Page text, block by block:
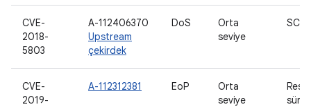
CVE-
2018-
5803
A-112406370
Upstream
çekirdek
DoS
Orta
seviye
SCTP
CVE-
2019-
A-112312381 EoP
Orta
seviye